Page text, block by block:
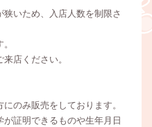
いため、入店人数を制限さ
店ください。
のみ販売をしております。
証明できるものや生年月日